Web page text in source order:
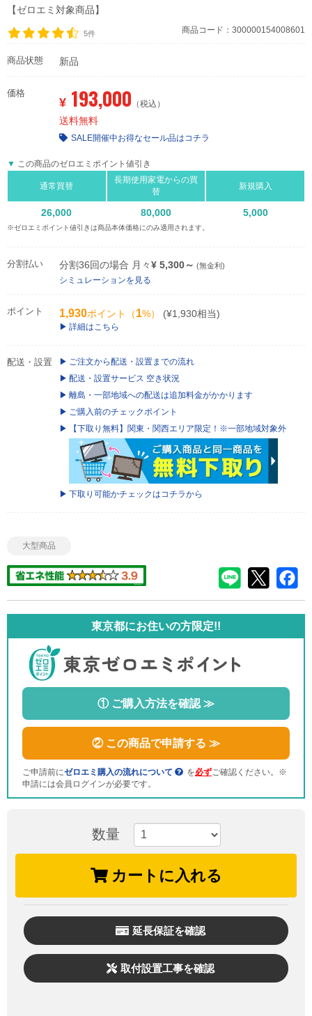
【ゼロエミ対象商品】
5件 商品コード：300000154008601
商品状態 新品
価格
¥ 193,000 （税込）
送料無料
SALE開催中お得なセール品はコチラ
この商品のゼロエミポイント値引き
通常買替
長期使用家電からの買
替
新規購入
26,000 80,000 5,000
※ゼロエミポイント値引きは商品本体価格にのみ適用されます。
分割払い 分割36回の場合 月々¥ 5,300～ (無金利)
シミュレーションを見る
ポイント 1,930ポイント（1%） (¥1,930相当)
詳細はこちら
配送・設置
ご注文から配送・設置までの流れ
配送・設置サービス 空き状況
離島・一部地域への配送は追加料金がかかります
ご購入前のチェックポイント
【下取り無料】関東・関西エリア限定！※一部地域対象外
下取り可能かチェックはコチラから
大型商品
東京都にお住いの方限定!!
① ご購入方法を確認 ≫
② この商品で申請する ≫
ご申請前にゼロエミ購入の流れについて を必ずご確認ください。※
申請には会員ログインが必要です。
数量
カートに入れる
延長保証を確認
取付設置工事を確認